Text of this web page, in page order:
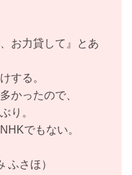
お力貸して』とあ
する。
かったので、
り。
でもない。
さほ）